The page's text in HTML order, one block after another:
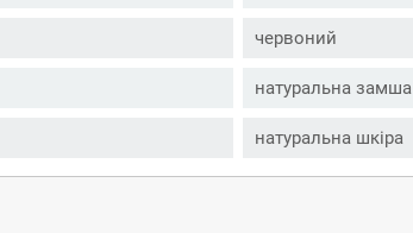
червоний
натуральна замша
натуральна шкіра